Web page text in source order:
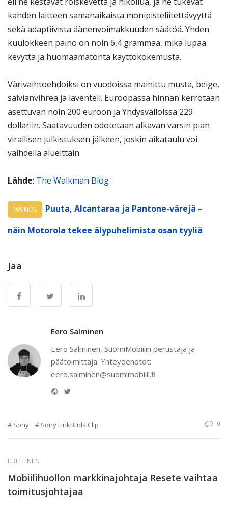
kahden laitteen samanaikaista monipisteliitettävyyttä
sekä adaptiivista äänenvoimakkuuden säätöä. Yhden
kuulokkeen paino on noin 6,4 grammaa, mikä lupaa
kevyttä ja huomaamatonta käyttökokemusta.
Värivaihtoehdoiksi on vuodoissa mainittu musta, beige,
salvianvihreä ja laventeli. Euroopassa hinnan kerrotaan
asettuvan noin 200 euroon ja Yhdysvalloissa 229
dollariin. Saatavuuden odotetaan alkavan varsin pian
virallisen julkistuksen jälkeen, joskin aikataulu voi
vaihdella alueittain.
Lähde: The Walkman Blog
MAINOS
Puuta, Alcantaraa ja Pantone-värejä –
näin Motorola tekee älypuhelimista osan tyyliä
Jaa
Eero Salminen
Eero Salminen, SuomiMobiilin perustaja ja
päätoimittaja. Yhteydenotot:
eero.salminen@suomimobiili.fi
Website
Sony Sony LinkBuds Clip 0
EDELLINEN
Mobiilihuollon markkinajohtaja Resete vaihtaa
toimitusjohtajaa